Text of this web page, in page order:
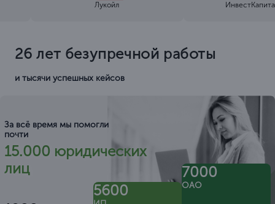
Лукойл
26 лет безупречной работы
и тысячи успешных кейсов
За всё время мы помогли
почти
15.000 юридических
лиц
5600
7000
ОАО